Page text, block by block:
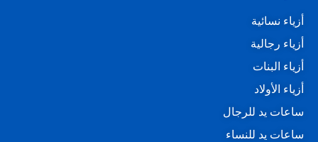
أزياء نسائية
أزياء رجالية
أزياء البنات
أزياء الأولاد
ساعات يد للرجال
ساعات يد للنساء